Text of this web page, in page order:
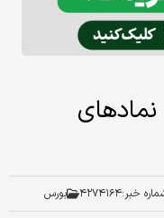
نمادهای
خبر:۴۲۷۴۱۶۴ بورس